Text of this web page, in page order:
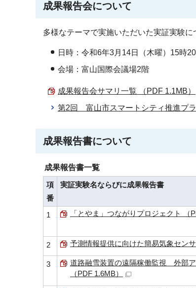
成果報告会について
多様なテーマで実施いただいた実証実験
日時：令和6年3月14日（木曜）15時
会場：富山国際会議場2階
成果報告会サマリ一覧 （PDF 1.1MB）
第2回 富山市スマートシティ推進プ
成果報告書について
成果報告書一覧
項
番
実証実験名ならびに成果報告書
1 「とやま」つながりプロジェクト （
2
予測情報提供に向けた簡易気象セン
3
道路融雪装置の遠隔稼働監視 外部
（PDF 1.6MB）